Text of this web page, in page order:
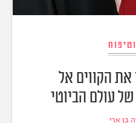
הקווים אל
עולם הביוטי
בן ארי